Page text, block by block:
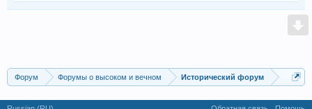
Форум Форумы о высоком и вечном Исторический форум